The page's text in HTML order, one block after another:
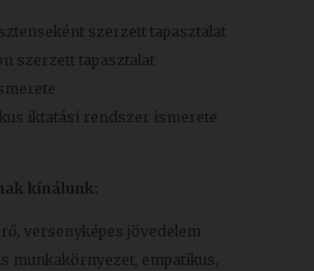
szerzett tapasztalat
szerzett tapasztalat
iktatási rendszer ismerete
kínálunk:
versenyképes jövedelem
munkakörnyezet, empatikus,